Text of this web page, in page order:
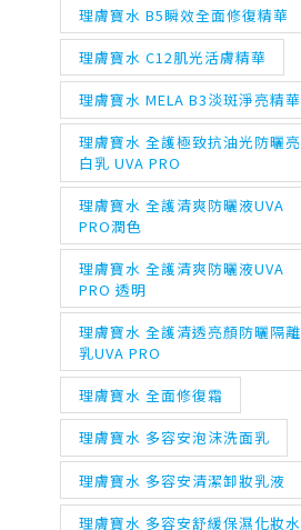
理膚寶水 B5瞬效全面修復精華
理膚寶水 C12肌光活膚精華
理膚寶水 MELA B3淡斑淨亮精華
理膚寶水 全護極致抗油光防曬亮
白乳 UVA PRO
理膚寶水 全護清爽防曬液UVA
PRO潤色
理膚寶水 全護清爽防曬液UVA
PRO 透明
理膚寶水 全護清透亮顏防曬隔離
乳UVA PRO
理膚寶水 全面修復霜
理膚寶水 多容安泡沫洗面乳
理膚寶水 多容安清潔卸妝乳液
理膚寶水 多容安舒緩保濕化妝水